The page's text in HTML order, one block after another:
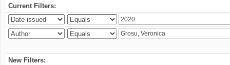
Current Filters:
New Filters: